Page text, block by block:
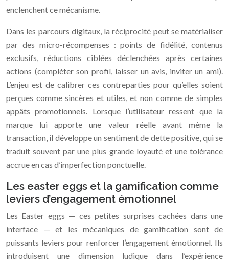
enclenchent ce mécanisme.
Dans les parcours digitaux, la réciprocité peut se matérialiser
par des micro-récompenses : points de fidélité, contenus
exclusifs, réductions ciblées déclenchées après certaines
actions (compléter son profil, laisser un avis, inviter un ami).
L’enjeu est de calibrer ces contreparties pour qu’elles soient
perçues comme sincères et utiles, et non comme de simples
appâts promotionnels. Lorsque l’utilisateur ressent que la
marque lui apporte une valeur réelle avant même la
transaction, il développe un sentiment de dette positive, qui se
traduit souvent par une plus grande loyauté et une tolérance
accrue en cas d’imperfection ponctuelle.
Les easter eggs et la gamification comme
leviers d’engagement émotionnel
Les Easter eggs — ces petites surprises cachées dans une
interface — et les mécaniques de gamification sont de
puissants leviers pour renforcer l’engagement émotionnel. Ils
introduisent une dimension ludique dans l’expérience